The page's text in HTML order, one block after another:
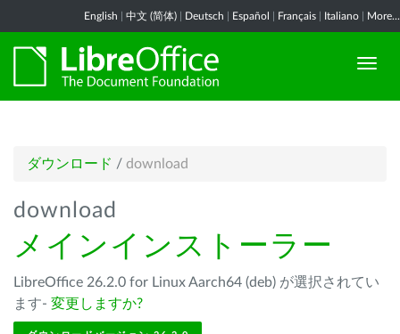
English 中文 (简体) Deutsch Español Français Italiano More...
ダウンロード / download
download
メインインストーラー
LibreOffice 26.2.0 for Linux Aarch64 (deb) が選択されてい
ます- 変更しますか?